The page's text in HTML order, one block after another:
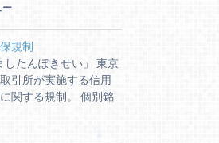
ー
規制
したんぽきせい」 東京
引所が実施する信用
関する規制。 個別銘